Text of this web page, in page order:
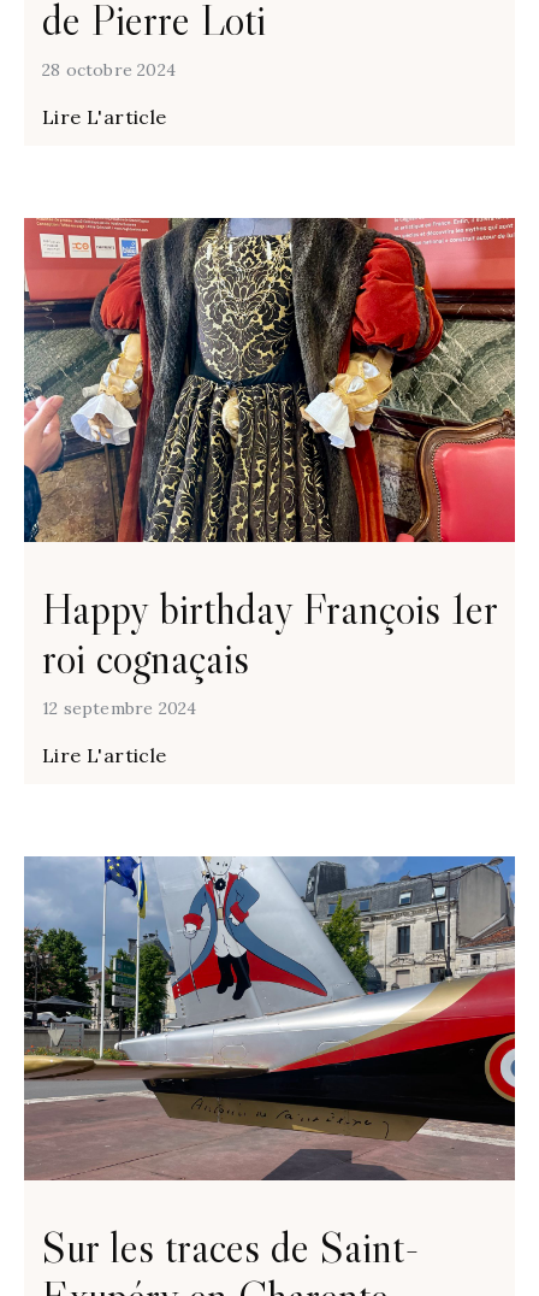
de Pierre Loti
28 octobre 2024
Lire L'article
Happy birthday François 1er
roi cognaçais
12 septembre 2024
Lire L'article
Sur les traces de Saint-